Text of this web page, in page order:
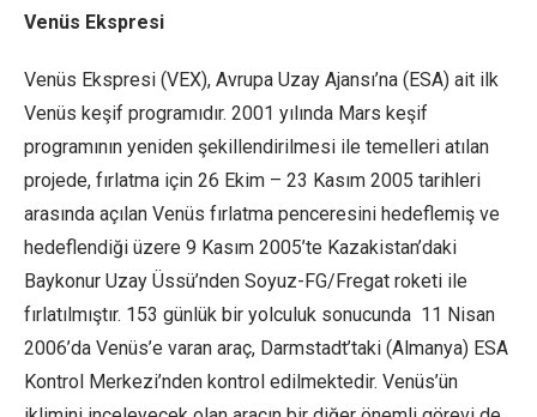
Venüs Ekspresi
Venüs Ekspresi (VEX), Avrupa Uzay Ajansı’na (ESA) ait ilk
Venüs keşif programıdır. 2001 yılında Mars keşif
programının yeniden şekillendirilmesi ile temelleri atılan
projede, fırlatma için 26 Ekim – 23 Kasım 2005 tarihleri
arasında açılan Venüs fırlatma penceresini hedeflemiş ve
hedeflendiği üzere 9 Kasım 2005’te Kazakistan’daki
Baykonur Uzay Üssü’nden Soyuz-FG/Fregat roketi ile
fırlatılmıştır. 153 günlük bir yolculuk sonucunda 11 Nisan
2006’da Venüs’e varan araç, Darmstadt’taki (Almanya) ESA
Kontrol Merkezi’nden kontrol edilmektedir. Venüs’ün